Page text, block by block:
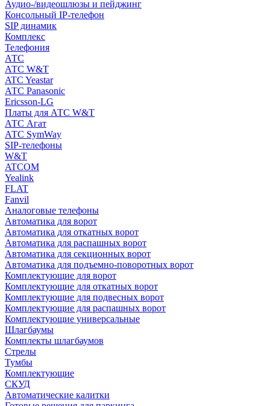
Аудио-/видеошлюзы и пейджинг
Консольный IP-телефон
SIP динамик
Комплекс
Телефония
АТС
АТС W&T
ATC Yeastar
АТС Panasonic
Ericsson-LG
Платы для АТС W&T
АТС Агат
АТС SymWay
SIP-телефоны
W&T
ATCOM
Yealink
FLAT
Fanvil
Аналоговые телефоны
Автоматика для ворот
Автоматика для откатных ворот
Автоматика для распашных ворот
Автоматика для секционных ворот
Автоматика для подъемно-поворотных ворот
Комплектующие для ворот
Комплектующие для откатных ворот
Комплектующие для подвесных ворот
Комплектующие для распашных ворот
Комплектующие универсальные
Шлагбаумы
Комплекты шлагбаумов
Стрелы
Тумбы
Комплектующие
СКУД
Автоматические калитки